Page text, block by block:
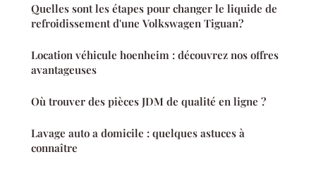
Quelles sont les étapes pour changer le liquide de
refroidissement d'une Volkswagen Tiguan?
Location véhicule hoenheim : découvrez nos offres
avantageuses
Où trouver des pièces JDM de qualité en ligne ?
Lavage auto a domicile : quelques astuces à
connaître